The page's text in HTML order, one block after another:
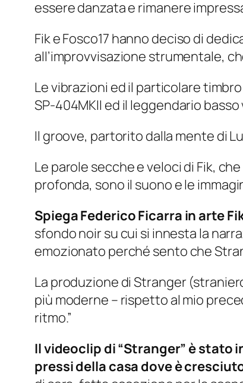
essere danzata e rimanere
Fik e Fosco17 hanno deciso di
all’improvvisazione strumentale,
Le vibrazioni ed il particolare
SP-404MKII ed il leggendario
Il groove, partorito dalla mente di
Le parole secche e veloci di Fik,
profonda, sono il suono e le
Spiega Federico Ficarra in arte
sfondo noir su cui si innesta la
emozionato perché sento che
La produzione di Stranger
più moderne – rispetto al mio
ritmo.”
Il videoclip di “Stranger” è stato
pressi della casa dove è